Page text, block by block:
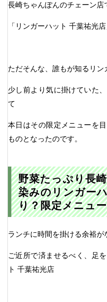
長崎ちゃんぽんのチェーン店
「リンガーハット 千葉祐光
ただそんな、誰もが知るリ
少し前より気に掛けていた
て
本日はその限定メニューを
ものとなったのです。
野菜たっぷり長
染みのリンガー
り？限定メニュ
ランチに時間を掛ける余裕が
ご近所で済ませるべく、足
ト 千葉祐光店